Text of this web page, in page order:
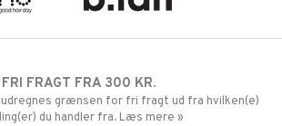
FRI FRAGT FRA 300 KR.
udregnes grænsen for fri fragt ud fra hvilken(e)
du handler fra. Læs mere »